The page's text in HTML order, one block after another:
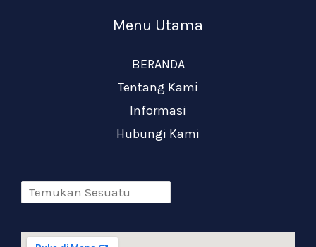
Menu Utama
BERANDA
Tentang Kami
Informasi
Hubungi Kami